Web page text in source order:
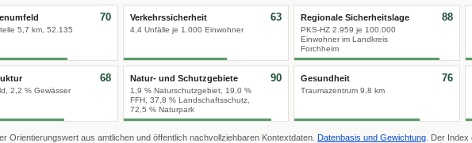
5,7 km, 52.135
70 Verkehrssicherheit
4,4 Unfälle je 1.000 Einwohner
63 Regionale Sicherheitslage
PKS-HZ 2.959 je 100.000
Einwohner im Landkreis
Forchheim
88
2,2 % Gewässer
68 Natur- und Schutzgebiete
1,9 % Naturschutzgebiet, 19,0 %
FFH, 37,8 % Landschaftsschutz,
72,5 % Naturpark
90 Gesundheit
Traumazentrum 9,8 km
76
Orientierungswert aus amtlichen und öffentlich nachvollziehbaren Kontextdaten. Datenbasis und Gewichtung . Der